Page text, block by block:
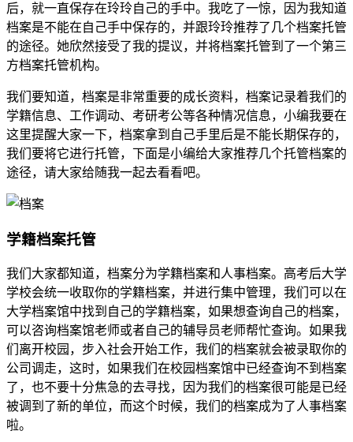
后，就一直保存在玲玲自己的手中。我吃了一惊，因为我知道
档案是不能在自己手中保存的，并跟玲玲推荐了几个档案托管
的途径。她欣然接受了我的提议，并将档案托管到了一个第三
方档案托管机构。
我们要知道，档案是非常重要的成长资料，档案记录着我们的
学籍信息、工作调动、考研考公等各种情况信息，小编我要在
这里提醒大家一下，档案拿到自己手里后是不能长期保存的，
我们要将它进行托管，下面是小编给大家推荐几个托管档案的
途径，请大家给随我一起去看看吧。
学籍档案托管
我们大家都知道，档案分为学籍档案和人事档案。高考后大学
学校会统一收取你的学籍档案，并进行集中管理，我们可以在
大学档案馆中找到自己的学籍档案，如果想查询自己的档案，
可以咨询档案馆老师或者自己的辅导员老师帮忙查询。如果我
们离开校园，步入社会开始工作，我们的档案就会被录取你的
公司调走，这时，如果我们在校园档案馆中已经查询不到档案
了，也不要十分焦急的去寻找，因为我们的档案很可能是已经
被调到了新的单位，而这个时候，我们的档案成为了人事档案
啦。